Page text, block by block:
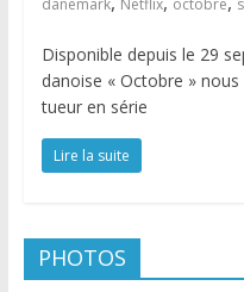
danemark Netflix octobre
Disponible depuis le 29
danoise « Octobre »
tueur en série
Lire la suite
PHOTOS